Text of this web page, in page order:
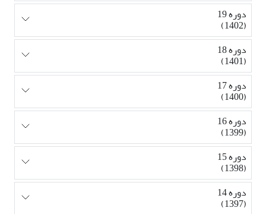
دوره 19
(1402)
دوره 18
(1401)
دوره 17
(1400)
دوره 16
(1399)
دوره 15
(1398)
دوره 14
(1397)